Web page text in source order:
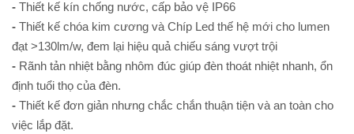
- Thiết kế kín chống nước, cấp bảo vệ IP66
- Thiết kế chóa kim cương và Chíp Led thế hệ mới cho lumen
đạt >130lm/w, đem lại hiệu quả chiếu sáng vượt trội
- Rãnh tản nhiệt bằng nhôm đúc giúp đèn thoát nhiệt nhanh, ổn
định tuổi thọ của đèn.
- Thiết kế đơn giản nhưng chắc chắn thuận tiện và an toàn cho
việc lắp đặt.